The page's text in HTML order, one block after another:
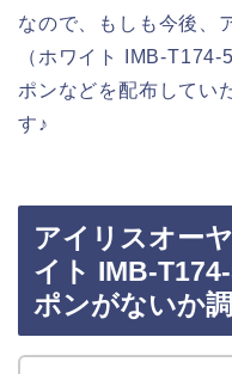
なので、もしも今後、
（ホワイト IMB-
ポンなどを配布してい
す♪
アイリスオー
イト IMB-
ポンがないか